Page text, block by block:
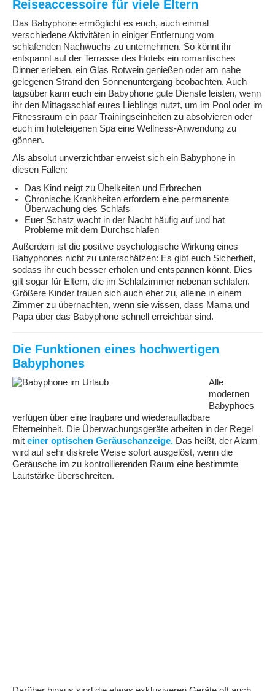
Reiseaccessoire für viele Eltern
Das Babyphone ermöglicht es euch, auch einmal
verschiedene Aktivitäten in einiger Entfernung vom
schlafenden Nachwuchs zu unternehmen. So könnt ihr
entspannt auf der Terrasse des Hotels ein romantisches
Dinner erleben, ein Glas Rotwein genießen oder am nahe
gelegenen Strand den Sonnenuntergang beobachten. Auch
tagsüber kann euch ein Babyphone gute Dienste leisten, wenn
ihr den Mittagsschlaf eures Lieblings nutzt, um im Pool oder im
Fitnessraum ein paar Trainingseinheiten zu absolvieren oder
euch im hoteleigenen Spa eine Wellness-Anwendung zu
gönnen.
Als absolut unverzichtbar erweist sich ein Babyphone in
diesen Fällen:
Das Kind neigt zu Übelkeiten und Erbrechen
Chronische Krankheiten erfordern eine permanente
Überwachung des Schlafs
Euer Schatz wacht in der Nacht häufig auf und hat
Probleme mit dem Durchschlafen
Außerdem ist die positive psychologische Wirkung eines
Babyphones nicht zu unterschätzen: Es gibt euch Sicherheit,
sodass ihr euch besser erholen und entspannen könnt. Dies
gilt sogar für Eltern, die im Schlafzimmer nebenan schlafen.
Größere Kinder trauen sich auch eher zu, alleine in einem
Zimmer zu übernachten, wenn sie wissen, dass Mama und
Papa über das Babyphone schnell erreichbar sind.
Die Funktionen eines hochwertigen
Babyphones
Alle
modernen
Babyphoes
verfügen über eine tragbare und wiederaufladbare
Elterneinheit. Die Überwachungsgeräte arbeiten in der Regel
mit einer optischen Geräuschanzeige. Das heißt, der Alarm
wird auf sehr diskrete Weise sofort ausgelöst, wenn die
Geräusche im zu kontrollierenden Raum eine bestimmte
Lautstärke überschreiten.